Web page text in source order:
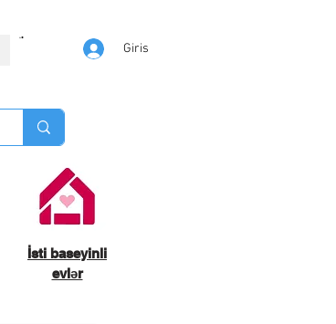
Giris
İsti baseyinli
evlər